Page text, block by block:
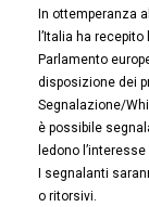
In ottemperanza
l’Italia ha
Parlamento
disposizione dei
Segnalazione/
è possibile
ledono
I segnalanti
o ritorsivi.